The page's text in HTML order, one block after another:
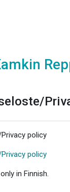
policy
policy
in Finnish.